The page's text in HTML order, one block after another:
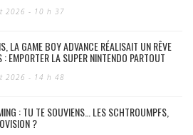
2026 - 10 h 37
LA GAME BOY ADVANCE RÉALISAIT UN RÊVE
: EMPORTER LA SUPER NINTENDO PARTOUT
2026 - 14 h 48
: TU TE SOUVIENS… LES SCHTROUMPFS,
?